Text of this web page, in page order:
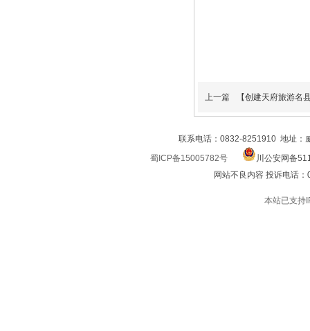
上一篇 【创建天府旅游名县
联系电话：0832-8251910 地址
蜀ICP备15005782号
川公安网备
网站不良内容 投诉电话
本站已支持